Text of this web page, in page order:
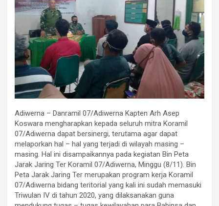
Adiwerna – Danramil 07/Adiwerna Kapten Arh Asep
Koswara mengharapkan kepada seluruh mitra Koramil
07/Adiwerna dapat bersinergi, terutama agar dapat
melaporkan hal – hal yang terjadi di wilayah masing –
masing. Hal ini disampaikannya pada kegiatan Bin Peta
Jarak Jaring Ter Koramil 07/Adiwerna, Minggu (8/11). Bin
Peta Jarak Jaring Ter merupakan program kerja Koramil
07/Adiwerna bidang teritorial yang kali ini sudah memasuki
Triwulan IV di tahun 2020, yang dilaksanakan guna